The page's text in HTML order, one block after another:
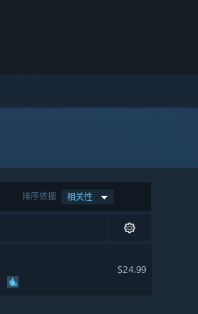
排序依据 相关性
$24.99